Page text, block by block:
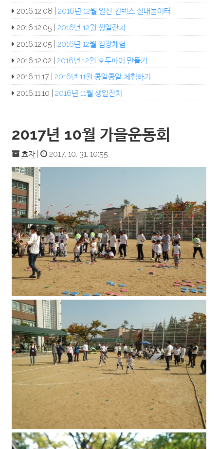
2016.12.08 | 2016년 12월 일산 킨텍스 실내놀이터
2016.12.05 | 2016년 12월 생일잔치
2016.12.05 | 2016년 12월 김장체험
2016.12.02 | 2016년 12월 호두파이 만들기
2016.11.17 | 2016년 11월 콩알콩알 체험하기
2016.11.10 | 2016년 11월 생일잔치
2017년 10월 가을운동회
효자| 2017. 10. 31. 10:55